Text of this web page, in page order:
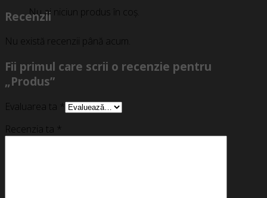
Nu ai niciun produs în coș.
Recenzii
Nu există recenzii până acum.
Fii primul care scrii o recenzie pentru
„Produs”
Evaluarea ta *
Recenzia ta *